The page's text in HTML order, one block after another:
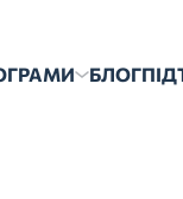
БЛОГ